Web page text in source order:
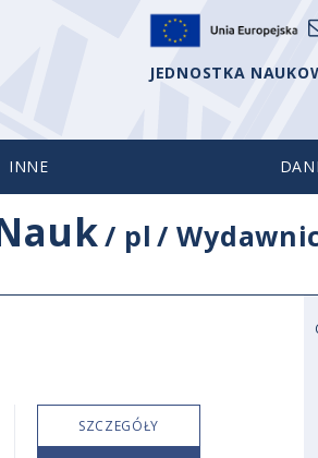
JEDNOSTKA
INNE
/ pl /
SZCZEGÓŁY